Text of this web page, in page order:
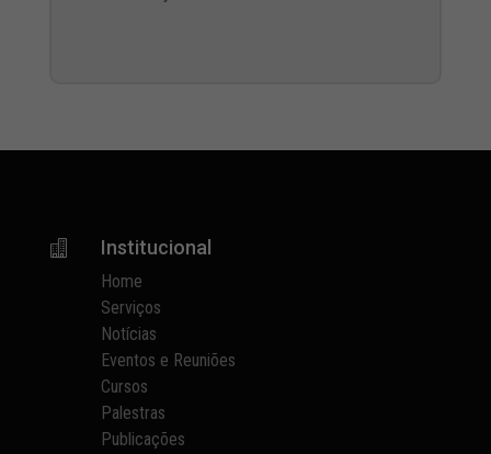
 Institucional
Home
Serviços
Notícias
Eventos e Reuniões
Cursos
Palestras
Publicações